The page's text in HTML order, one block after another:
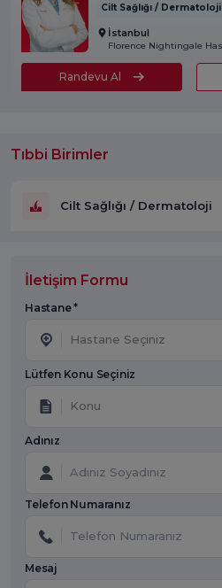
Cilt Sağlığı / Dermatoloji
İstanbul
Randevu Al
Tıbbi Birimler
Cilt Sağlığı / Dermatoloji
İletişim Formu
Hastane *
Hastane Seçiniz
Lütfen Konu Seçiniz
Konu
Adınız
Telefon Numaranız
Mesaj